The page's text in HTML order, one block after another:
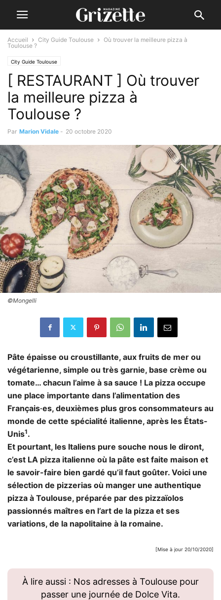
Accueil City Guide Toulouse
Où trouver la meilleure pizza à
Toulouse ?
City Guide Toulouse
[ RESTAURANT ] Où trouver
la meilleure pizza à
Toulouse ?
Par Marion Vidale - 20 octobre 2020
©Mongelli
Pâte épaisse ou croustillante, aux fruits de mer ou
végétarienne, simple ou très garnie, base crème ou
tomate… chacun l’aime à sa sauce ! La pizza occupe
une place importante dans l’alimentation des
Français·es, deuxièmes plus gros consommateurs au
monde de cette spécialité italienne, après les États-
Unis1.
Et pourtant, les Italiens pure souche nous le diront,
c’est LA pizza italienne où la pâte est faite maison et
le savoir-faire bien gardé qu’il faut goûter. Voici une
sélection de pizzerias où manger une authentique
pizza à Toulouse, préparée par des pizzaïolos
passionnés maîtres en l’art de la pizza et ses
variations, de la napolitaine à la romaine.
[Mise à jour 20/10/2020]
À lire aussi : Nos adresses à Toulouse pour
passer une journée de Dolce Vita.